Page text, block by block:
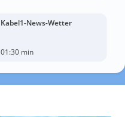
Kabel1-News-Wetter
01:30 min